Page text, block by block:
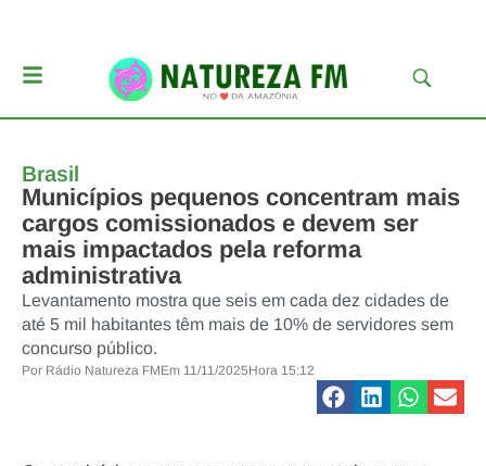
Brasil
Municípios pequenos concentram mais
cargos comissionados e devem ser
mais impactados pela reforma
administrativa
Levantamento mostra que seis em cada dez cidades de
até 5 mil habitantes têm mais de 10% de servidores sem
concurso público.
Por Rádio Natureza FMEm 11/11/2025Hora 15:12